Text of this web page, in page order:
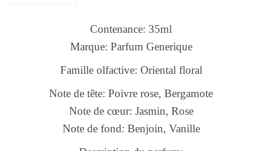
Contenance: 35ml
Marque: Parfum Generique
Famille olfactive: Oriental floral
Note de tête: Poivre rose, Bergamote
Note de cœur: Jasmin, Rose
Note de fond: Benjoin, Vanille